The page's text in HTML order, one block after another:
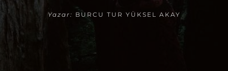
Yazar: BURCU TUR YÜKSEL AKAY